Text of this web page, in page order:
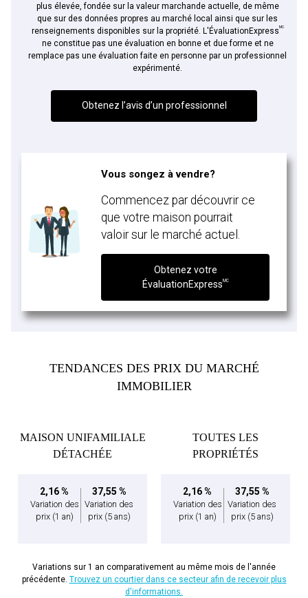
En cliquant sur le bouton « soumettre », vous consentez à nos conditions d'utilisation et
vous nous fournissez l'autorisation écrite de communiquer avec vous.
plus élevée, fondée sur la valeur marchande actuelle, de même
que sur des données propres au marché local ainsi que sur les
renseignements disponibles sur la propriété. L'ÉvaluationExpressMC
ne constitue pas une évaluation en bonne et due forme et ne
remplace pas une évaluation faite en personne par un professionnel
expérimenté.
Obtenez l’avis d’un professionnel
Vous songez à vendre?
Commencez par découvrir ce
que votre maison pourrait
valoir sur le marché actuel.
Obtenez votre
ÉvaluationExpressMC
TENDANCES DES PRIX DU MARCHÉ
IMMOBILIER
MAISON UNIFAMILIALE
DÉTACHÉE
2,16 %
Variation des
prix (1 an)
37,55 %
Variation des
prix (5 ans)
TOUTES LES
PROPRIÉTÉS
2,16 %
Variation des
prix (1 an)
37,55 %
Variation des
prix (5 ans)
Variations sur 1 an comparativement au même mois de l'année
précédente. Trouvez un courtier dans ce secteur afin de recevoir plus
d'informations.